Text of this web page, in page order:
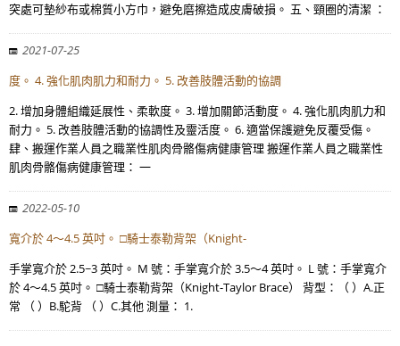
突處可墊紗布或棉質小方巾，避免磨擦造成皮膚破損。 五、頸圈的清潔 ：
2021-07-25
度。 4. 強化肌肉肌力和耐力。 5. 改善肢體活動的協調
2. 增加身體組織延展性、柔軟度。 3. 增加關節活動度。 4. 強化肌肉肌力和
耐力。 5. 改善肢體活動的協調性及靈活度。 6. 適當保護避免反覆受傷。
肆、搬運作業人員之職業性肌肉骨骼傷病健康管理 搬運作業人員之職業性
肌肉骨骼傷病健康管理： 一
2022-05-10
寬介於 4～4.5 英吋。 □騎士泰勒背架（Knight-
手掌寬介於 2.5~3 英吋。 M 號：手掌寬介於 3.5～4 英吋。 L 號：手掌寬介
於 4～4.5 英吋。 □騎士泰勒背架（Knight-Taylor Brace） 背型：（ ）A.正
常 （ ）B.駝背 （ ）C.其他 測量： 1.